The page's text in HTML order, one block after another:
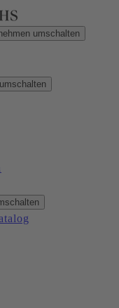
umschalten